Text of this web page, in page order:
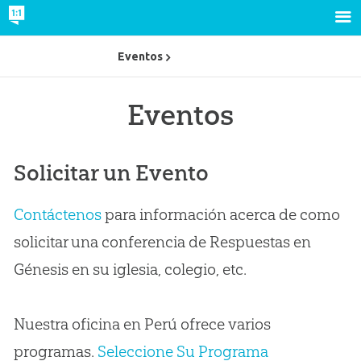
Eventos
Solicitar un Evento
Contáctenospara información acerca de como
solicitar una conferencia de Respuestas en
Génesis en su iglesia, colegio, etc.
Nuestra oficina en Perú ofrece varios
programas. Seleccione Su Programa
Eventos